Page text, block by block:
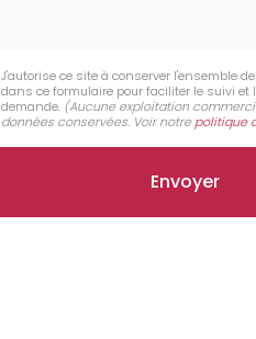
J'autorise ce site à conserver l'ensemble
dans ce formulaire pour faciliter le suivi et
demande. (Aucune exploitation
données conservées. Voir notre politique